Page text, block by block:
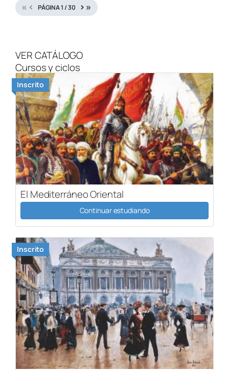
« ‹ › »
PÁGINA1/30
VER CATÁLOGO
Cursos y ciclos
Inscrito
El Mediterráneo Oriental
Continuar estudiando
Inscrito